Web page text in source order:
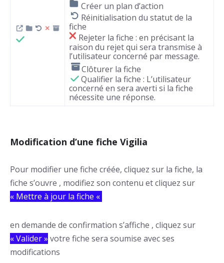
Créer un plan d’action
Réinitialisation du statut de la
fiche
Rejeter la fiche : en précisant la
raison du rejet qui sera transmise à
l’utilisateur concerné par message.
Clôturer la fiche
Qualifier la fiche : L’utilisateur
concerné en sera averti si la fiche
nécessite une réponse.
Modification d’une fiche Vigilia
Pour modifier une fiche créée, cliquez sur la fiche, la
fiche s’ouvre , modifiez son contenu et cliquez sur
« Mettre à jour la fiche «
en demande de confirmation s’affiche , cliquez sur
« Valider » votre fiche sera soumise avec ses
modifications